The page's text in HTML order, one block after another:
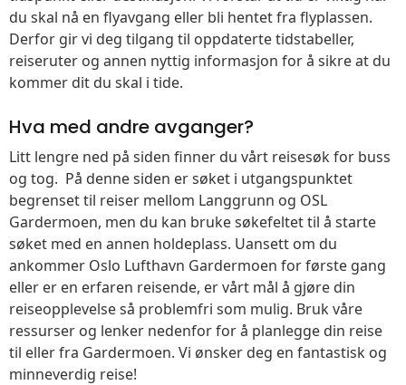
du skal nå en flyavgang eller bli hentet fra flyplassen.
Derfor gir vi deg tilgang til oppdaterte tidstabeller,
reiseruter og annen nyttig informasjon for å sikre at du
kommer dit du skal i tide.
Hva med andre avganger?
Litt lengre ned på siden finner du vårt reisesøk for buss
og tog. På denne siden er søket i utgangspunktet
begrenset til reiser mellom Langgrunn og OSL
Gardermoen, men du kan bruke søkefeltet til å starte
søket med en annen holdeplass. Uansett om du
ankommer Oslo Lufthavn Gardermoen for første gang
eller er en erfaren reisende, er vårt mål å gjøre din
reiseopplevelse så problemfri som mulig. Bruk våre
ressurser og lenker nedenfor for å planlegge din reise
til eller fra Gardermoen. Vi ønsker deg en fantastisk og
minneverdig reise!